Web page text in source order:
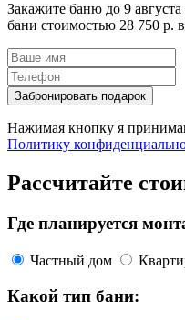
Закажите баню до 9 августа
бани стоимостью 28 750 р.
Забронировать подарок
Нажимая кнопку я
Политику
Рассчитайте
Где планируется
Частный дом
Какой тип бани: